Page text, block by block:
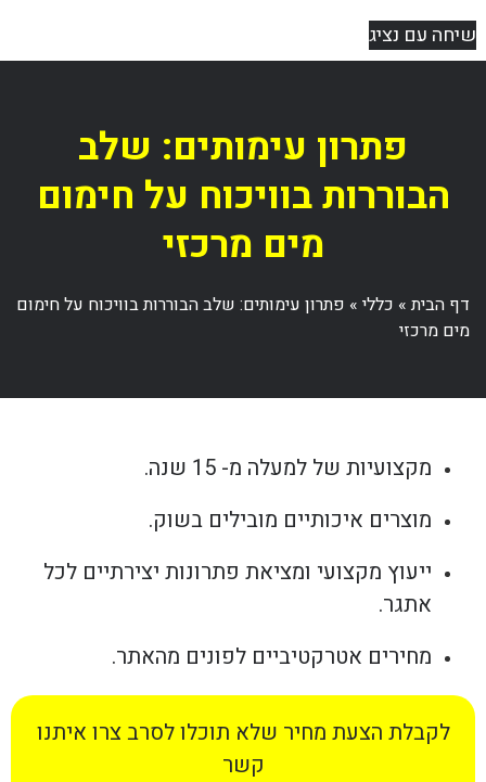
שיחה עם נציג
פתרון עימותים: שלב
הבוררות בוויכוח על חימום
מים מרכזי
דף הבית» כללי» פתרון עימותים: שלב הבוררות בוויכוח על חימום
מים מרכזי
מקצועיות של למעלה מ- 15 שנה.
מוצרים איכותיים מובילים בשוק.
ייעוץ מקצועי ומציאת פתרונות יצירתיים לכל
אתגר.
מחירים אטרקטיביים לפונים מהאתר.
לקבלת הצעת מחיר שלא תוכלו לסרב צרו איתנו
קשר